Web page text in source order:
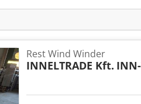
Rest Wind Winder
INNELTRADE Kft.